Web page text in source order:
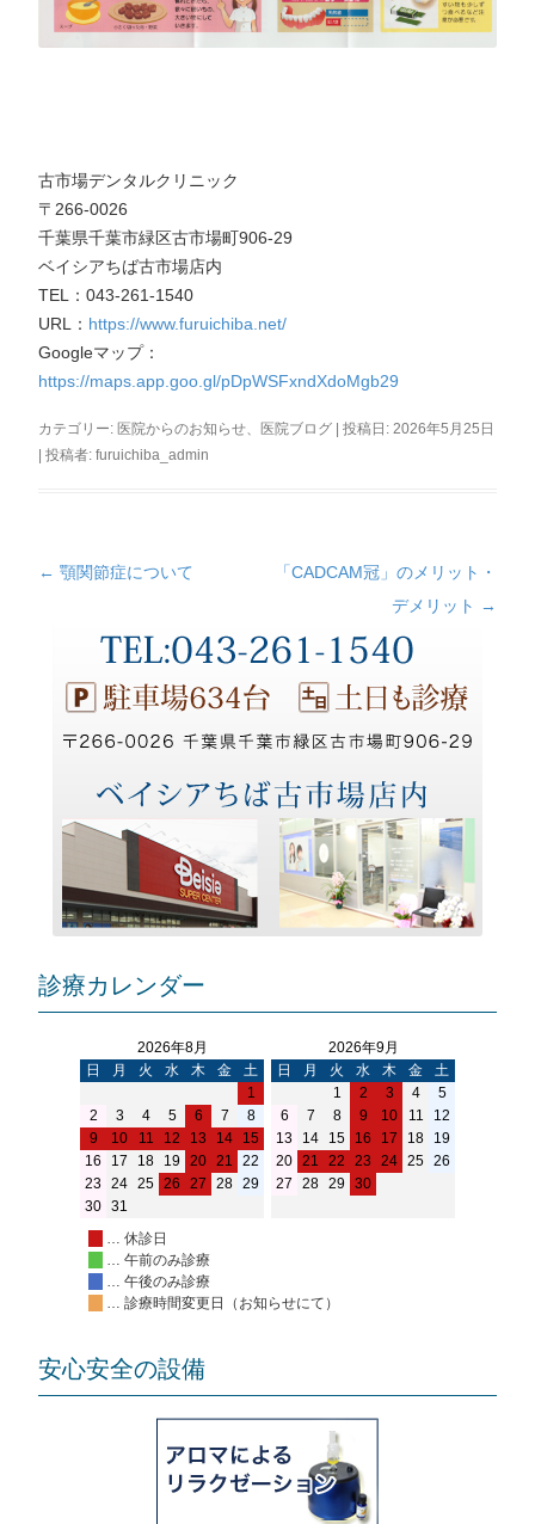
古市場デンタルクリニック
〒266-0026
千葉県千葉市緑区古市場町906-29
ベイシアちば古市場店内
TEL：043-261-1540
URL： https://www.furuichiba.net/
Googleマップ：
https://maps.app.goo.gl/pDpWSFxndXdoMgb29
カテゴリー: 医院からのお知らせ、 医院ブログ | 投稿日:2026年5月25日
|投稿者:furuichiba_admin
ビ
ゲ
ー
ン
← 顎関節症について
「CADCAM冠」のメリット・
デメリット →
診療カレンダー
2026年8月
日
月 火 水 木 金
土
1
2
3 4 5 6 7
8
9
10 11 12 13 14
15
16
17 18 19 20 21
22
23 24 25 26 27 28 29
30 31
2026年9月
日
月 火 水 木 金
土
1
2 3 4
5
6
7 8 9 10 11
12
13
14 15 16 17 18
19
20 21 22 23 24 25 26
27
28 29 30
… 休診日
… 午前のみ診療
… 午後のみ診療
… 診療時間変更日（お知らせにて）
安心安全の設備